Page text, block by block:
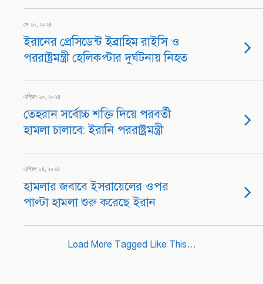
মে ২০, ২০২৪
ইরানের প্রেসিডেন্ট ইব্রাহিম রাইসি ও
পররাষ্ট্রমন্ত্রী হেলিকপ্টার দুর্ঘটনায় নিহত
এপ্রিল ২০, ২০২৪
তেহরান সর্বোচ্চ শক্তি দিয়ে পরবর্তী
হামলা চালাবে: ইরানি পররাষ্ট্রমন্ত্রী
এপ্রিল ১৪, ২০২৪
হামলার জবাবে ইসরায়েলের ওপর
পাল্টা হামলা শুরু করেছে ইরান
Load More Tagged Like This…